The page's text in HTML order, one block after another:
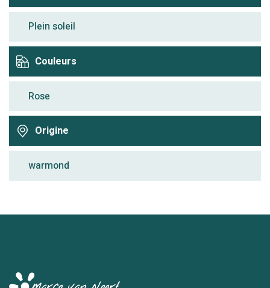
Plein soleil
Couleurs
Rose
Origine
warmond